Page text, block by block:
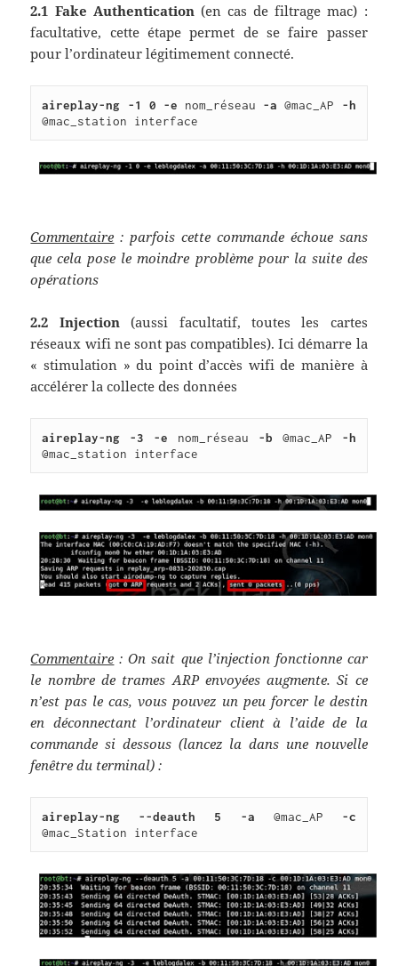
2.1 Fake Authentication (en cas de filtrage mac) :
facultative, cette étape permet de se faire passer
pour l’ordinateur légitimement connecté.
aireplay-ng -1 0 -e nom_réseau -a @mac_AP
@mac_station interface
Commentaire : parfois cette commande échoue sans
que cela pose le moindre problème pour la suite des
opérations
2.2 Injection(aussi facultatif, toutes les cartes
réseaux wifi ne sont pas compatibles). Ici démarre la
« stimulation » du point d’accès wifi de manière à
accélérer la collecte des données
aireplay-ng -3 -e nom_réseau -b @mac_AP
@mac_station interface
Commentaire : On sait que l’injection fonctionne car
le nombre de trames ARP envoyées augmente. Si ce
n’est pas le cas, vous pouvez un peu forcer le destin
en déconnectant l’ordinateur client à l’aide de la
commande si dessous (lancez la dans une nouvelle
fenêtre du terminal) :
aireplay-ng --deauth 5 -a @mac_AP
@mac_Station interface